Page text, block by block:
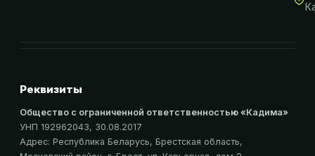
Реквизиты
Общество с ограниченной ответственностью «Кадима»
УНП 192962043, 30.08.2017
Адрес: Республика Беларусь, Брестская область,